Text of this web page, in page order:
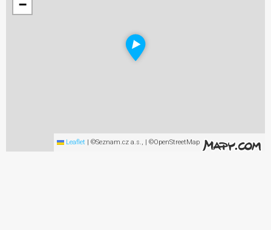
−
Leaflet | ©Seznam.cz a.s., | ©OpenStreetMap